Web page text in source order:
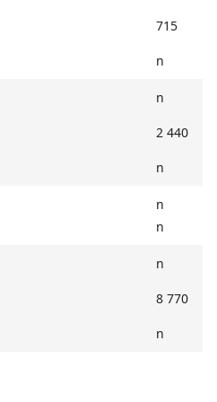
715
n
n
2 440
n
n
n
n
8 770
n